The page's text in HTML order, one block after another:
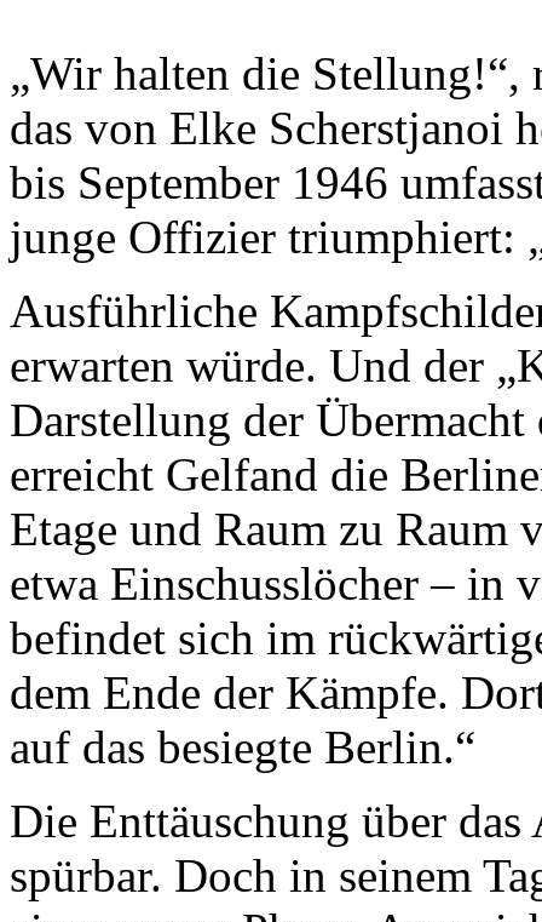
„Wir halten die
das von Elke Scherstjanoi
bis September 1946
junge Offizier triumphiert:
Ausführliche
erwarten würde. Und der
Darstellung der
erreicht Gelfand die
Etage und Raum zu Raum
etwa Einschusslöcher – in
befindet sich im
dem Ende der Kämpfe.
auf das besiegte Berlin.“
Die Enttäuschung über
spürbar. Doch in seinem